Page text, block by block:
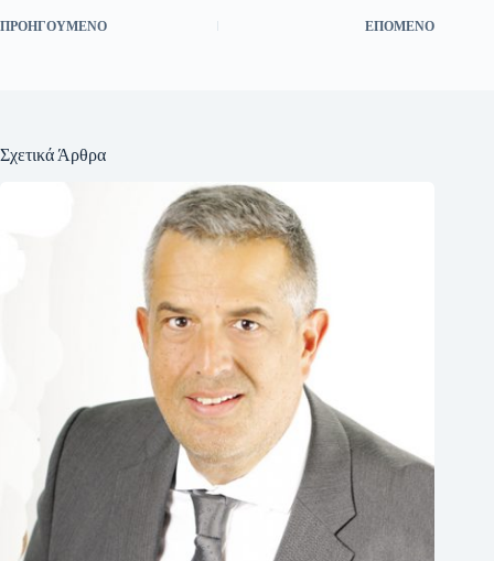
ΠΡΟΗΓΟΎΜΕΝΟ ΕΠΌΜΕΝΟ
Σχετικά Άρθρα